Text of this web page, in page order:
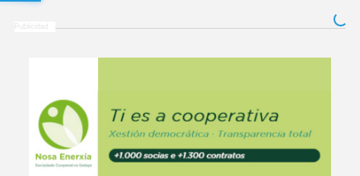
Salto a contenido